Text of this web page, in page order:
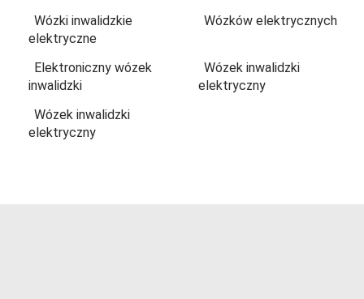
Wózki inwalidzkie
elektryczne
Wózków elektrycznych
Elektroniczny wózek
inwalidzki
Wózek inwalidzki
elektryczny
Wózek inwalidzki
elektryczny